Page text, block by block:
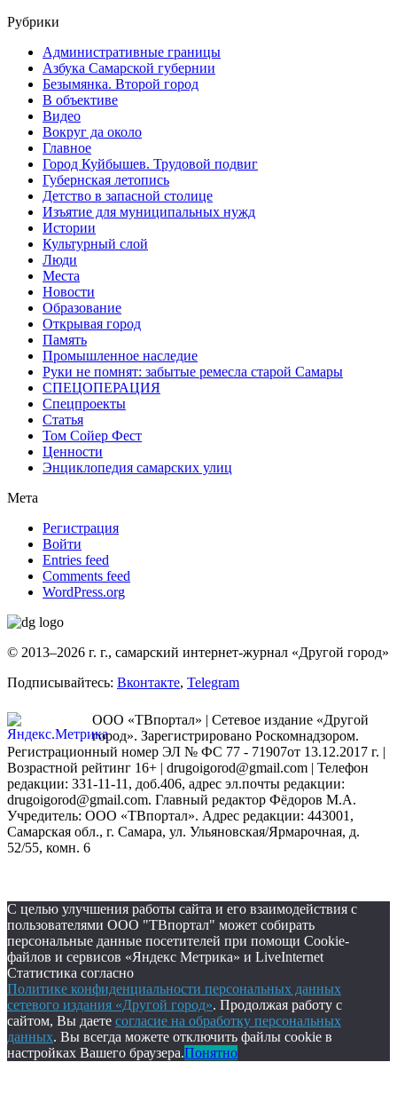
Рубрики
Административные границы
Азбука Самарской губернии
Безымянка. Второй город
В объективе
Видео
Вокруг да около
Главное
Город Куйбышев. Трудовой подвиг
Губернская летопись
Детство в запасной столице
Изъятие для муниципальных нужд
Истории
Культурный слой
Люди
Места
Новости
Образование
Открывая город
Память
Промышленное наследие
Руки не помнят: забытые ремесла старой Самары
СПЕЦОПЕРАЦИЯ
Спецпроекты
Статья
Том Сойер Фест
Ценности
Энциклопедия самарских улиц
Мета
Регистрация
Войти
Entries feed
Comments feed
WordPress.org
© 2013–2026 г. г., самарский интернет-журнал «Другой город»
Подписывайтесь: Вконтакте, Telegram
ООО «ТВпортал» | Сетевое издание «Другой
город». Зарегистрировано Роскомнадзором.
Регистрационный номер ЭЛ № ФС 77 - 71907от 13.12.2017 г. |
Возрастной рейтинг 16+ | drugoigorod@gmail.com | Телефон
редакции: 331-11-11, доб.406, адрес эл.почты редакции:
drugoigorod@gmail.com. Главный редактор Фёдоров М.А.
Учредитель: ООО «ТВпортал». Адрес редакции: 443001,
Самарская обл., г. Самара, ул. Ульяновская/Ярмарочная, д.
52/55, комн. 6
С целью улучшения работы сайта и его взаимодействия с
пользователями ООО "ТВпортал" может собирать
персональные данные посетителей при помощи Cookie-
файлов и сервисов «Яндекс Метрика» и LiveInternet
Статистика согласно
Политике конфиденциальности персональных данных
сетевого издания «Другой город». Продолжая работу с
сайтом, Вы даете согласие на обработку персональных
данных. Вы всегда можете отключить файлы cookie в
настройках Вашего браузера.Понятно